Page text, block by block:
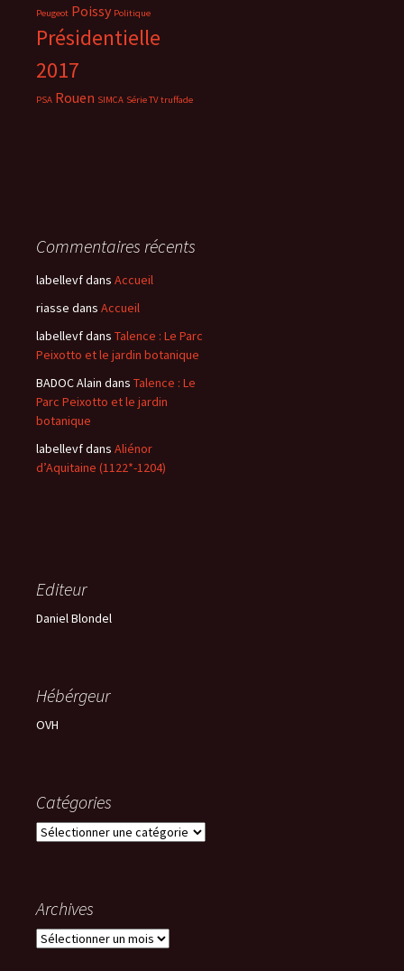
Peugeot Poissy Politique
Présidentielle
2017
PSA Rouen SIMCA Série TV truffade
Commentaires récents
labellevfdans Accueil
riasse dans Accueil
labellevfdans Talence : Le Parc
Peixotto et le jardin botanique
BADOC Alain dans Talence : Le
Parc Peixotto et le jardin
botanique
labellevfdans Aliénor
d’Aquitaine (1122*-1204)
Editeur
Daniel Blondel
Hébérgeur
OVH
Catégories
Catégories
Archives
Archives